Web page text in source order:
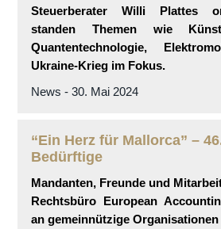
Steuerberater Willi Plattes
standen Themen wie
Quantentechnologie,
Ukraine-Krieg im Fokus.
News - 30. Mai 2024
“Ein Herz für Mallorca” –
Bedürftige
Mandanten, Freunde und
Rechtsbüro European
an gemeinnützige